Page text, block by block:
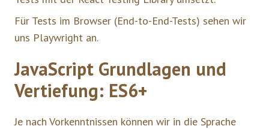
Für Tests im Browser (End-to-End-Tests) sehen wir
uns Playwright an.
JavaScript Grundlagen und
Vertiefung: ES6+
Je nach Vorkenntnissen können wir in die Sprache